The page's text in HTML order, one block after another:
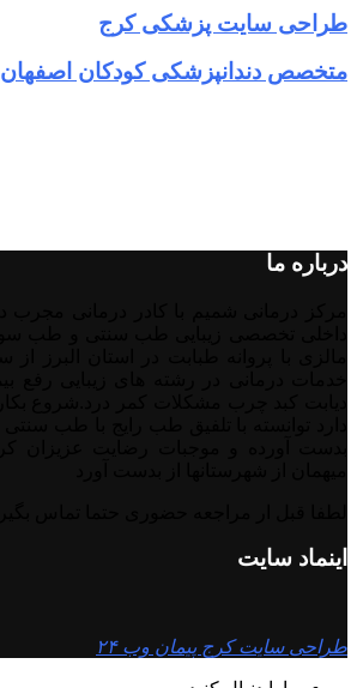
طراحی سایت پزشکی کرج
متخصص دندانپزشکی کودکان اصفهان
درباره ما
اینماد سایت
طراحی سایت کرج پیمان وب ۲۴